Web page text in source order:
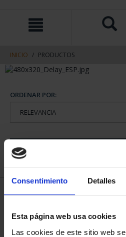
Consentimiento Detalles
Esta página web usa cookies
Las cookies de este sitio web
contenido
navegacin
INICIO PRODUCTOS
ORDENAR POR:
1 Productos encontrados